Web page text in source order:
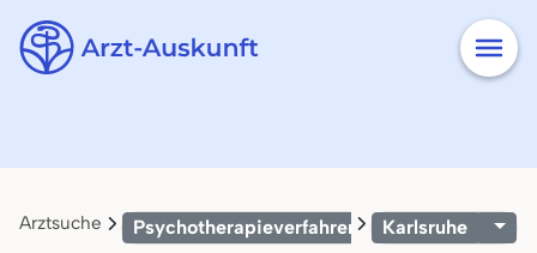
Arztsuche Psychotherapieverfahren Karlsruhe